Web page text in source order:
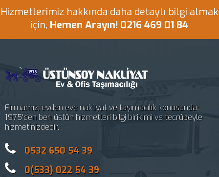
Hizmetlerimiz hakkında daha detaylı bilgi almak
için, Hemen Arayın! 0216 469 01 84
Firmamız, evden eve nakliyat ve taşımacılık konusunda
1975'den beri üstün hizmetleri bilgi birikimi ve tecrübeyle
hizmetinizdedir.
0532 650 54 39
0(533) 022 54 39